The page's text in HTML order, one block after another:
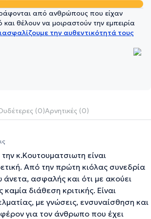
από ανθρώπους που είχαν
και θέλουν να μοιραστούν την εμπειρία
την αυθεντικότητά τους
(0)Αρνητικές (0)
κ.Κουτουματσιωτη είναι
Από την πρώτη κιόλας συνεδρία
άνετα, ασφαλής και ότι με ακούει
διάθεση κριτικής. Είναι
με γνώσεις, ενσυναίσθηση και
για τον άνθρωπο που έχει